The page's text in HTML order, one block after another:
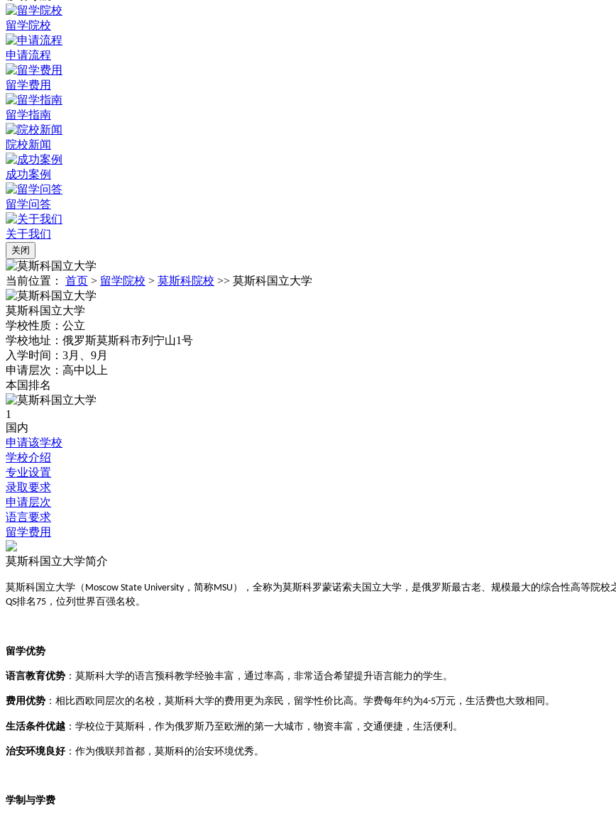
留学院校
申请流程
留学费用
留学指南
院校新闻
成功案例
留学问答
关于我们
关闭
当前位置： 首页 > 留学院校 > 莫斯科院校 >> 莫斯科国立大学
莫斯科国立大学
学校性质： 公立
学校地址： 俄罗斯莫斯科市列宁山1号
入学时间： 3月、9月
申请层次： 高中以上
本国排名
1
国内
申请该学校
学校介绍
专业设置
录取要求
申请层次
语言要求
留学费用
莫斯科国立大学简介
‌莫斯科国立大学（ Moscow State University ，简称MSU ）‌，全称为莫斯科罗蒙诺索夫国立大学，是俄罗斯最古老、规模最大的综合性高等院
QS排名75 ，位列世界百强名校‌。
留学优势
语言教育优势‌ ：莫斯科大学的语言预科教学经验丰富，通过率高，非常适合希望提升语言能力的学生‌。
费用优势‌ ：相比西欧同层次的名校，莫斯科大学的费用更为亲民，留学性价比高。学费每年约为4-5万元，生活费也大致相同‌ 。
生活条件优越‌ ：学校位于莫斯科，作为俄罗斯乃至欧洲的第一大城市，物资丰富，交通便捷，生活便利‌ 。
治安环境良好‌：作为俄联邦首都，莫斯科的治安环境优秀‌。
学制与学费